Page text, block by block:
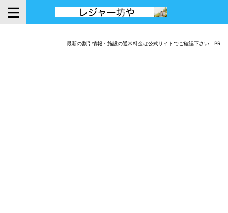
最新の割引情報・施設の通常料金は公式サイトでご確認下さい PR